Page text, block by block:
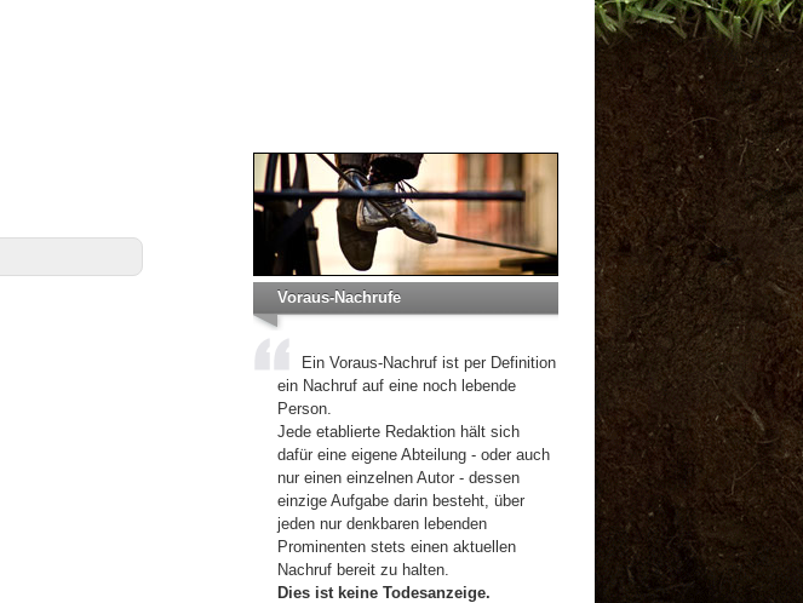
Voraus-Nachrufe
Ein Voraus-Nachruf ist per Definition
ein Nachruf auf eine noch lebende
Person.
Jede etablierte Redaktion hält sich
dafür eine eigene Abteilung - oder auch
nur einen einzelnen Autor - dessen
einzige Aufgabe darin besteht, über
jeden nur denkbaren lebenden
Prominenten stets einen aktuellen
Nachruf bereit zu halten.
Dies ist keine Todesanzeige.